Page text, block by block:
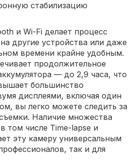
стабилизацию
и Wi-Fi делает процесс
другие устройства или даже
времени крайне удобным.
продолжительное
— до 2,9 часа, что
большинство
дисплеями, включая один
вы легко можете следить за
Наличие множества
том числе Time-lapse и
эту камеру универсальным
так и для